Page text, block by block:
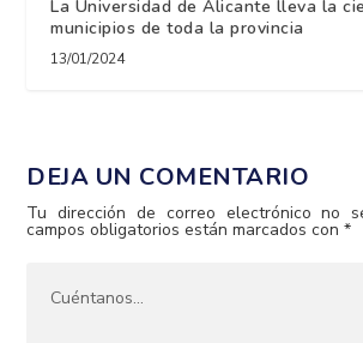
La Universidad de Alicante lleva la
municipios de toda la provincia
13/01/2024
DEJA UN COMENTARIO
Tu dirección de correo electrónico no
campos obligatorios están marcados con*